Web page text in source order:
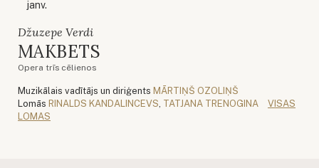
janv.
Džuzepe Verdi
MAKBETS
Opera trīs cēlienos
Muzikālais vadītājs un diriģents MĀRTIŅŠ OZOLIŅŠ
Lomās RINALDS KANDALINCEVS TATJANA TRENOGINA
VISAS
LOMAS